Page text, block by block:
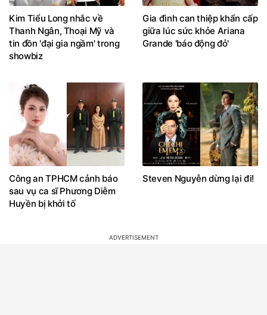
Kim Tiểu Long nhắc về
Thanh Ngân, Thoại Mỹ và
tin đồn 'đại gia ngầm' trong
showbiz
Gia đình can thiệp khẩn cấp
giữa lúc sức khỏe Ariana
Grande 'báo động đỏ'
Công an TPHCM cảnh báo
sau vụ ca sĩ Phương Diễm
Huyền bị khởi tố
Steven Nguyễn dừng lại đi!